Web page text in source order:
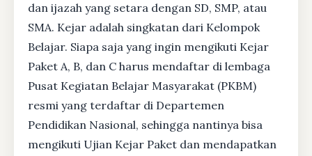
dan ijazah yang setara dengan SD, SMP, atau
SMA. Kejar adalah singkatan dari Kelompok
Belajar. Siapa saja yang ingin mengikuti Kejar
Paket A, B, dan C harus mendaftar di lembaga
Pusat Kegiatan Belajar Masyarakat (PKBM)
resmi yang terdaftar di Departemen
Pendidikan Nasional, sehingga nantinya bisa
mengikuti Ujian Kejar Paket dan mendapatkan